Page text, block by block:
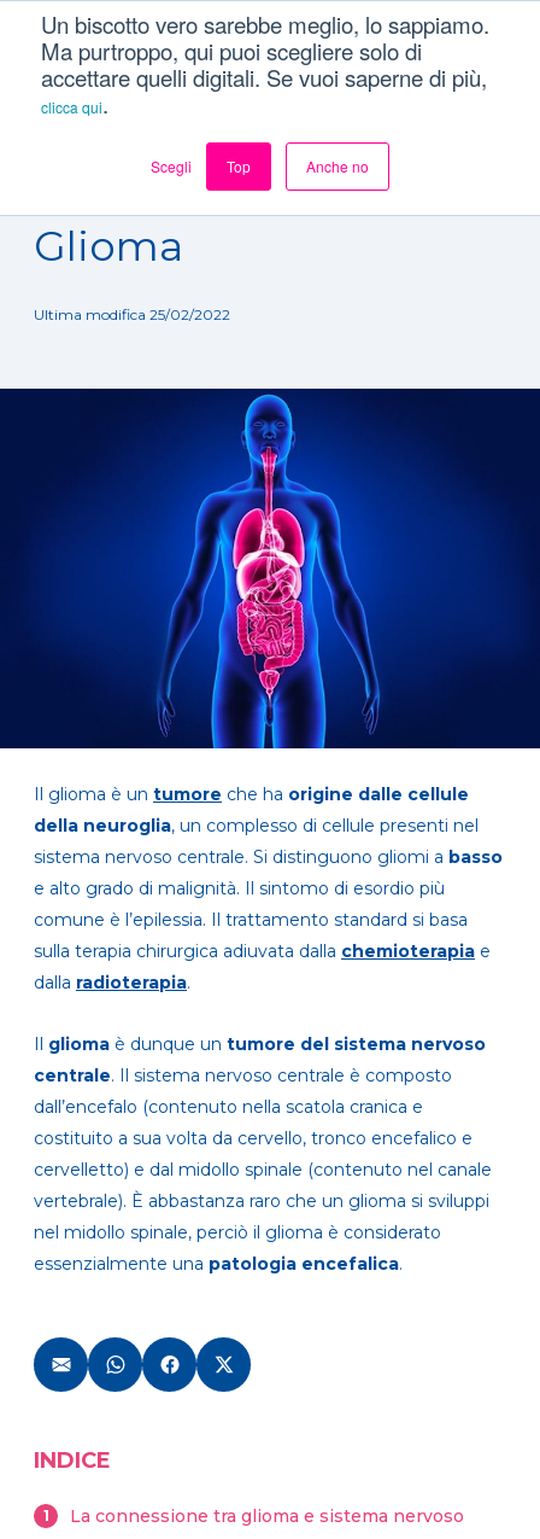
Un biscotto vero sarebbe meglio, lo sappiamo.
Ma purtroppo, qui puoi scegliere solo di
accettare quelli digitali. Se vuoi saperne di più,
clicca qui.
Scegli Top Anche no
Patologie/ Glioma
Glioma
Ultima modifica 25/02/2022
Il glioma è un tumore che ha origine dalle cellule
della neuroglia, un complesso di cellule presenti nel
sistema nervoso centrale. Si distinguono gliomi a basso
e alto grado di malignità. Il sintomo di esordio più
comune è l’epilessia. Il trattamento standard si basa
sulla terapia chirurgica adiuvata dalla chemioterapia e
dalla radioterapia.
glioma è dunque un tumore del sistema nervoso
centrale. Il sistema nervoso centrale è composto
dall’encefalo (contenuto nella scatola cranica e
costituito a sua volta da cervello, tronco encefalico e
cervelletto) e dal midollo spinale (contenuto nel canale
vertebrale). È abbastanza raro che un glioma si sviluppi
nel midollo spinale, perciò il glioma è considerato
essenzialmente una patologia encefalica.
INDICE
1 La connessione tra glioma e sistema nervoso